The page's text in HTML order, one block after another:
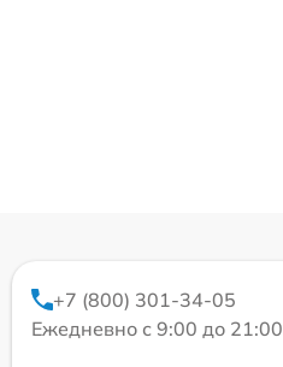
+7 (800) 301-34-05
Ежедневно с 9:00 до 21:00